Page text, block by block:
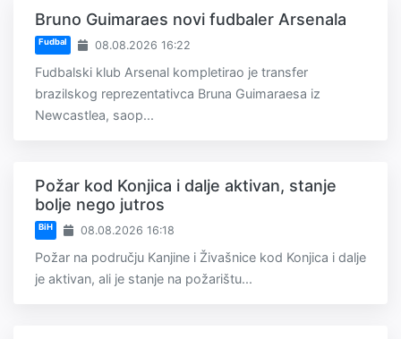
Bruno Guimaraes novi fudbaler Arsenala
Fudbal 08.08.2026 16:22
Fudbalski klub Arsenal kompletirao je transfer
brazilskog reprezentativca Bruna Guimaraesa iz
Newcastlea, saop...
Požar kod Konjica i dalje aktivan, stanje
bolje nego jutros
BiH 08.08.2026 16:18
Požar na području Kanjine i Živašnice kod Konjica i dalje
je aktivan, ali je stanje na požarištu...